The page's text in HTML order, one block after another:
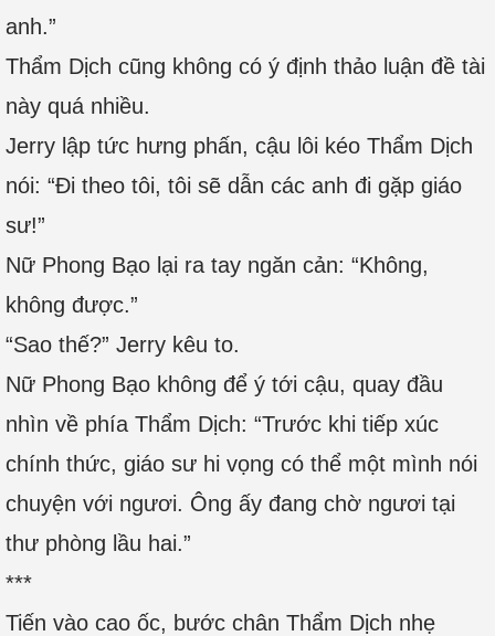
anh.”
Thẩm Dịch cũng không có ý định thảo luận đề tài
này quá nhiều.
Jerry lập tức hưng phấn, cậu lôi kéo Thẩm Dịch
nói: “Đi theo tôi, tôi sẽ dẫn các anh đi gặp giáo
sư!”
Nữ Phong Bạo lại ra tay ngăn cản: “Không,
không được.”
“Sao thế?” Jerry kêu to.
Nữ Phong Bạo không để ý tới cậu, quay đầu
nhìn về phía Thẩm Dịch: “Trước khi tiếp xúc
chính thức, giáo sư hi vọng có thể một mình nói
chuyện với ngươi. Ông ấy đang chờ ngươi tại
thư phòng lầu hai.”
***
Tiến vào cao ốc, bước chân Thẩm Dịch nhẹ